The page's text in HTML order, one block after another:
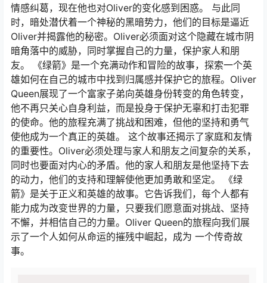
情感纠葛，现在他也对Oliver的变化感到困惑。 与此同
时，暗处潜伏着一个神秘的黑暗势力，他们的目标是逼近
Oliver并揭露他的秘密。Oliver必须面对这个隐藏在城市阴
暗角落中的威胁，同时掌握自己的力量，保护家人和朋
友。 《绿箭》是一个充满动作和冒险的故事，探索一个英
雄如何在自己的城市中找到归属感并保护它的旅程。Oliver
Queen展现了一个富家子弟向英雄身份转变的角色转变，
他不再只关心自身利益，而是投身于保护无辜和打击犯罪
的使命。他的旅程充满了挑战和困难，但他的坚持和勇气
使他成为一个真正的英雄。 这个故事还揭示了家庭和友情
的重要性。Oliver必须处理与家人和朋友之间复杂的关系，
同时也要面对内心的矛盾。他的家人和朋友是他坚持下去
的动力，他们的支持和理解使他更加勇敢和坚定。 《绿
箭》是关于正义和英雄的故事。它告诉我们，每个人都有
能力成为改变世界的力量，只要我们愿意面对挑战、坚持
不懈，并相信自己的力量。Oliver Queen的旅程向我们展
示了一个人如何从命运的摧残中崛起，成为 一个传奇故
事。